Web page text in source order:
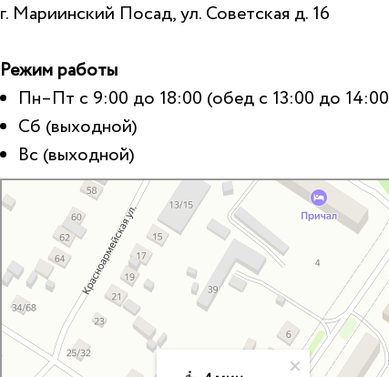
г. Мариинский Посад, ул. Советская д. 16
Режим работы
Пн–Пт с 9:00 до 18:00 (обед с 13:00 до
Сб (выходной)
Вс (выходной)
Мариинский Посад
Яндекс Карты